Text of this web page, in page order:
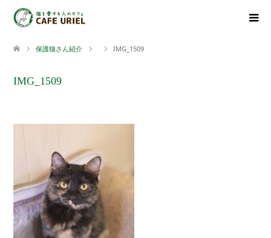
保護猫さん紹介 IMG_1509
IMG_1509